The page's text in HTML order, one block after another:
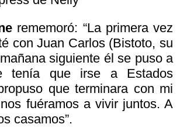
rememoró: “La primera vez
con Juan Carlos (Bistoto, su
siguiente él se puso a
tenía que irse a Estados
que terminara con mi
fuéramos a vivir juntos. A
casamos”.